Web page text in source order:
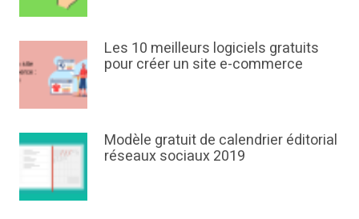
Les 10 meilleurs logiciels gratuits
pour créer un site e-commerce
Modèle gratuit de calendrier éditorial
réseaux sociaux 2019